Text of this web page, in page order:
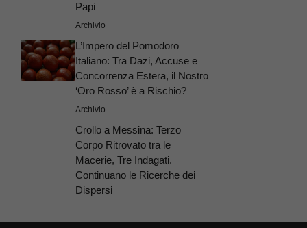
Papi
Archivio
L’Impero del Pomodoro
Italiano: Tra Dazi, Accuse e
Concorrenza Estera, il Nostro
‘Oro Rosso’ è a Rischio?
Archivio
Crollo a Messina: Terzo
Corpo Ritrovato tra le
Macerie, Tre Indagati.
Continuano le Ricerche dei
Dispersi